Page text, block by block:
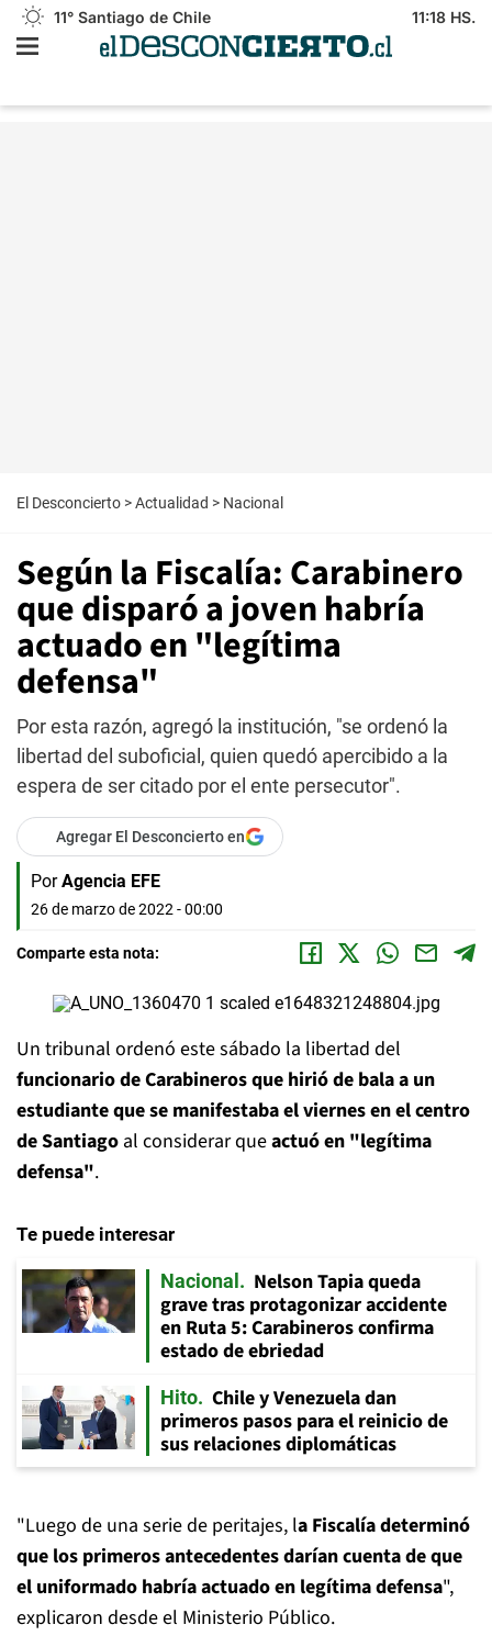
11° Santiago de Chile 11:18 HS.
El Desconcierto >Actualidad > Nacional
Según la Fiscalía: Carabinero
que disparó a joven habría
actuado en "legítima
defensa"
Por esta razón, agregó la institución, "se ordenó la
libertad del suboficial, quien quedó apercibido a la
espera de ser citado por el ente persecutor".
Agregar El Desconcierto en
Por Agencia EFE
26 de marzo de 2022 - 00:00
Comparte esta nota:
Un tribunal ordenó este sábado la libertad del
funcionario de Carabineros que hirió de bala a un
estudiante que se manifestaba el viernes en el centro
de Santiago al considerar queactuó en "legítima
defensa".
Te puede interesar
Nacional
Nelson Tapia queda
grave tras protagonizar accidente
en Ruta 5: Carabineros confirma
estado de ebriedad
Hito
Chile y Venezuela dan
primeros pasos para el reinicio de
sus relaciones diplomáticas
"Luego de una serie de peritajes, la Fiscalía determinó
que los primeros antecedentes darían cuenta de que
el uniformado habría actuado en legítima defensa",
explicaron desde el Ministerio Público.